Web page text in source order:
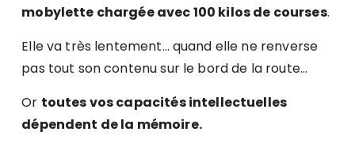
mobylette chargée avec 100 kilos de courses.
Elle va très lentement… quand elle ne renverse
pas tout son contenu sur le bord de la route…
Or toutes vos capacités intellectuelles
dépendent de la mémoire.